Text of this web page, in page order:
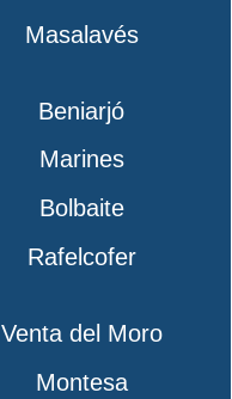
Masalavés
Beniarjó
Marines
Bolbaite
Rafelcofer
Venta del Moro
Montesa